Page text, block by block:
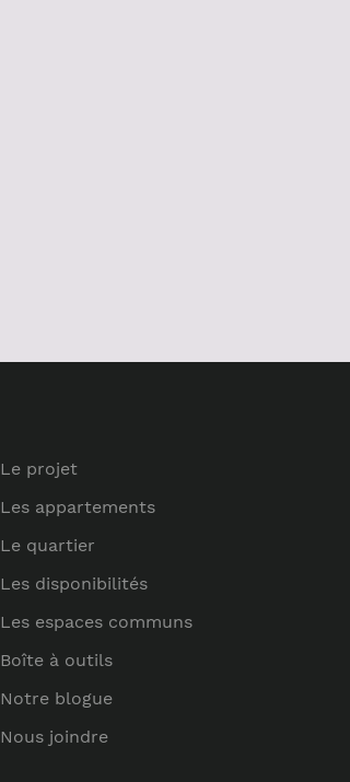
Le projet
Les appartements
Le quartier
Les disponibilités
Les espaces communs
Boîte à outils
Notre blogue
Nous joindre